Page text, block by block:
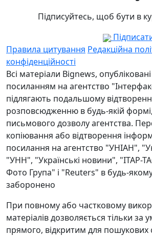
Підписуйтесь, щоб бути в
Правила цитування Редакційна
конфіденційності
Всі матеріали Bignews,
посиланням на агентство
підлягають подальшому
розповсюдженню в будь-якій
письмового дозволу агентства.
копіювання або відтворення
посилання на агентство "УНІАН",
"УНН", "Українські новини", "ІТАР-
Фото Група" і "Reuters" в будь-
заборонено
При повному або частковому
матеріалів дозволяється тільки за
прямого, відкритим для пошукових